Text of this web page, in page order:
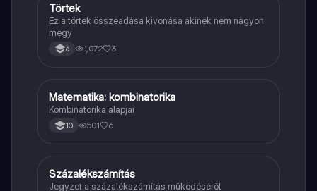
Matek
Törtek
Ez a törtek összeadása kivonása akinek nem nagyon
megy
6 1,072 3
Matek
Matematika: kombinatorika
Kombinatorika alapjai
10 501 6
Matek
Százalékszámítás
Jegyzet a százalékszámítás működéséről